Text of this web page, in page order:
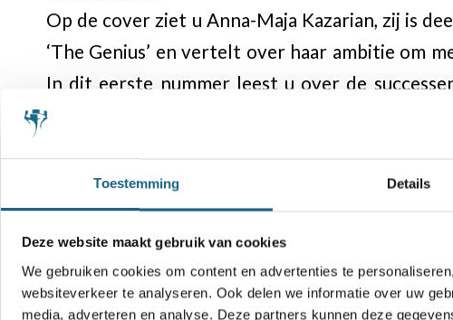
Toestemming Details
Deze website maakt gebruik van cookies
We gebruiken cookies om content en advertenties te
websiteverkeer te analyseren. Ook delen we informatie over uw
media, adverteren en analyse. Deze partners kunnen deze
Op de cover ziet u Anna-Maja Kazarian, zij is
‘The Genius’ en vertelt over haar ambitie om
In dit eerste nummer leest u over de
Foreest. Schaaktechnisch is er het nodige te
openingsrubriek bekijken we partijen van
achtergronden en niet te vergeten een column
We wensen u heel veel leesplezier met dit
graag uw reactie via redactie@schaken.nl
Geen blad ontvangen?